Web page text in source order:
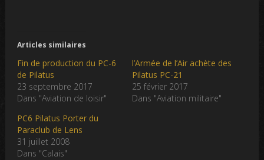
Articles similaires
Fin de production du PC-6
de Pilatus
23 septembre 2017
Dans "Aviation de loisir"
l’Armée de l’Air achète des
Pilatus PC-21
25 février 2017
Dans "Aviation militaire"
PC6 Pilatus Porter du
Paraclub de Lens
31 juillet 2008
Dans "Calais"